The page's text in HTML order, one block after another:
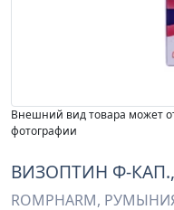
Внешний вид товара может
фотографии
ВИЗОПТИН Ф-
ROMPHARM,